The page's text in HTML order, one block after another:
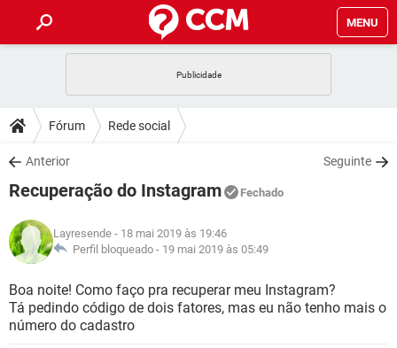
MENU
CELULAR
OUTLOOK
INSTAGRAM GMAIL
GUIA DE COMPRAS
DICAS
JOGOS
INSTAGRAM GMAIL
GUIA DE COMPRAS
DOWNLOADS
JOGOS WHATSAPP
CELULAR
OUTLOOK EXCEL
INSTAGRAM
GUIA DE COMPRAS
FÓRUM
JOGOS WHATSAPP
CELULAR
OUTLOOK EXCEL
INSTAGRAM
GLOSSÁRIO
WHATSAPP
CELULAR FACEBOOK
Fórum Rede social
Anterior Seguinte
Recuperação do Instagram Fechado
Layresende - 18 mai 2019 às 19:46
Perfil bloqueado - 19 mai 2019 às 05:49
Boa noite! Como faço pra recuperar meu Instagram?
Tá pedindo código de dois fatores, mas eu não tenho mais o
número do cadastro